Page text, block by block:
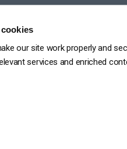
our site work properly and
services and enriched